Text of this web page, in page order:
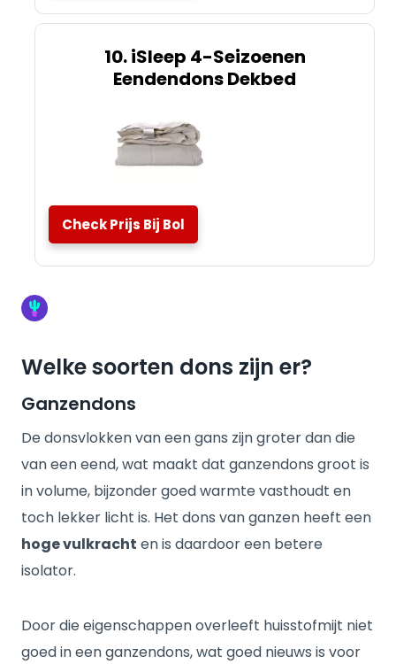
10. iSleep 4-Seizoenen
Eendendons Dekbed
Check Prijs Bij Bol
Welke soorten dons zijn er?
Ganzendons
De donsvlokken van een gans zijn groter dan die
van een eend, wat maakt dat ganzendons groot is
in volume, bijzonder goed warmte vasthoudt en
toch lekker licht is. Het dons van ganzen heeft een
hoge vulkracht en is daardoor een betere
isolator.
Door die eigenschappen overleeft huisstofmijt niet
goed in een ganzendons, wat goed nieuws is voor